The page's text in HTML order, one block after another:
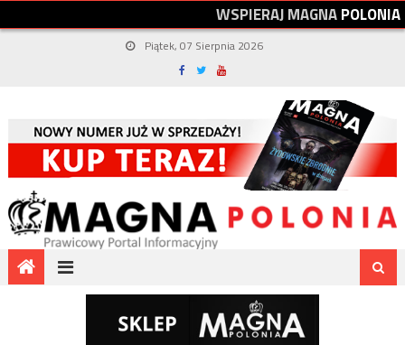
WSPIERAJMAGNAPOLONIA
Piątek, 07 Sierpnia 2026